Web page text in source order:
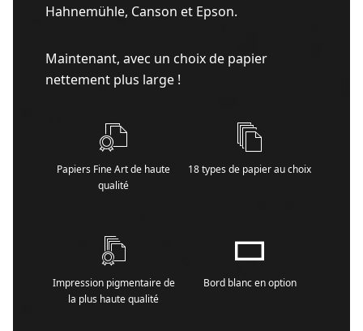
Hahnemühle, Canson et Epson.
Maintenant, avec un choix de papier
nettement plus large !
Papiers Fine Art de haute
qualité
18 types de papier au choix
Impression pigmentaire de
la plus haute qualité
Bord blanc en option